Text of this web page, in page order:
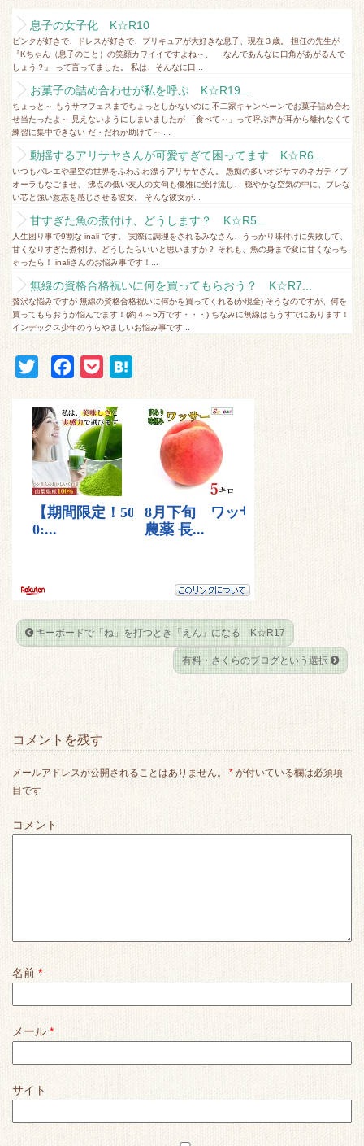
息子の女子化 K☆R10
ピンクが好きで、ドレスが好きで、プリキュアが大好きな息子、現在３歳。 担任の先生が
『Kちゃん（息子のこと）の笑顔カワイイですよね～、 なんであんなに口角があがるんで
しょう？』 って言ってました。 私は、そんなに口...
お菓子の詰め合わせが私を呼ぶ K☆R19...
ちょっと～ もうサマフェスまでちょっとしかないのに 不二家キャンペーンでお菓子詰め合わ
せ当たったよ～ 見えないようにしまいましたが 「食べて～」って呼ぶ声が耳から離れなくて
練習に集中できない だ・だれか助けて～ ...
動揺するアリサヤさんが可愛すぎて困ってます K☆R6...
いつもバレエや星空の世界をふわふわ漂うアリサヤさん。 愚痴の多いオジサマのネガティブ
オーラもなごませ、 沸点の低い友人の文句も優雅に受け流し、 穏やかな空気の中に、ブレな
い芯と強い意志を感じさせる彼女。 そんな彼女が...
甘すぎた魚の煮付け、どうします？ K☆R5...
人生困り事で9割な inali です。 実際に調理をされるみなさん、うっかり味付けに失敗して、
甘くなりすぎた煮付け、どうしたらいいと思いますか？ それも、魚の身まで変に甘くなっち
ゃったら！ inaliさんのお悩み事です！...
無線の資格合格祝いに何を買ってもらおう？ K☆R7...
贅沢な悩みですが 無線の資格合格祝いに何かを買ってくれる(か現金) そうなのですが、何を
買ってもらおうか悩んでます！(約４～5万です・・・) ちなみに無線はもうすでにあります！
インデックス少年のうらやましいお悩み事です...
i
t
t
e
r
c
e
b
o
o
c
k
e
t
キーボードで「ね」を打つとき「えん」になる K☆R17
有料・さくらのブログという選択
コメントを残す
メールアドレスが公開されることはありません。 * が付いている欄は必須項
目です
コメント
名前*
メール *
サイト